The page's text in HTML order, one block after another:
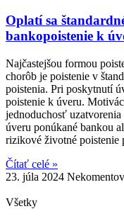
Oplatí sa
bankopoistenie k
Najčastejšou formou
chorôb je poistenie v
poistenia. Pri poskytnutí
poistenie k úveru.
jednoduchosť
úveru ponúkané bankou
rizikové životné poistenie
Čítať celé »
23. júla 2024
Všetky